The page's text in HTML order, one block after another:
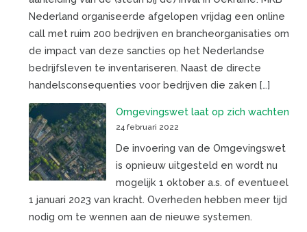
Nederland organiseerde afgelopen vrijdag een online
call met ruim 200 bedrijven en brancheorganisaties om
de impact van deze sancties op het Nederlandse
bedrijfsleven te inventariseren. Naast de directe
handelsconsequenties voor bedrijven die zaken […]
Omgevingswet laat op zich wachten
24 februari 2022
De invoering van de Omgevingswet
is opnieuw uitgesteld en wordt nu
mogelijk 1 oktober a.s. of eventueel
1 januari 2023 van kracht. Overheden hebben meer tijd
nodig om te wennen aan de nieuwe systemen.